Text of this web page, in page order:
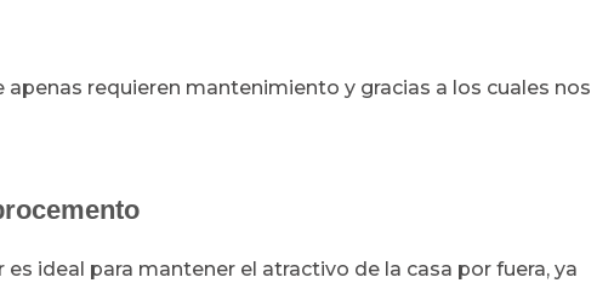
requieren mantenimiento y gracias a los cuales nos
ideal para mantener el atractivo de la casa por fuera, ya